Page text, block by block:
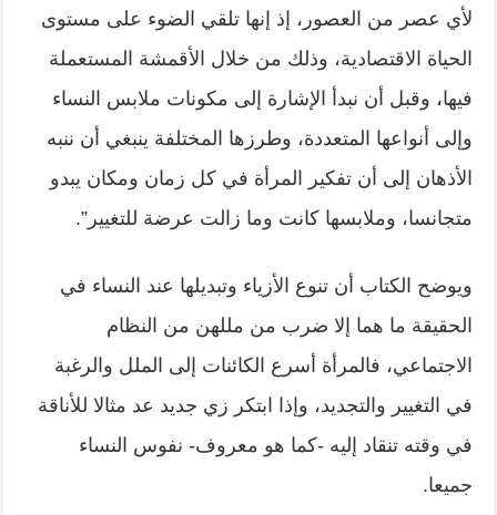
لأي عصر من العصور، إذ إنها تلقي الضوء على مستوى
الحياة الاقتصادية، وذلك من خلال الأقمشة المستعملة
فيها، وقبل أن نبدأ الإشارة إلى مكونات ملابس النساء
وإلى أنواعها المتعددة، وطرزها المختلفة ينبغي أن ننبه
الأذهان إلى أن تفكير المرأة في كل زمان ومكان يبدو
متجانسا، وملابسها كانت وما زالت عرضة للتغيير”.
ويوضح الكتاب أن تنوع الأزياء وتبديلها عند النساء في
الحقيقة ما هما إلا ضرب من مللهن من النظام
الاجتماعي، فالمرأة أسرع الكائنات إلى الملل والرغبة
في التغيير والتجديد، وإذا ابتكر زي جديد عد مثالا للأناقة
في وقته تنقاد إليه -كما هو معروف- نفوس النساء
جميعا.